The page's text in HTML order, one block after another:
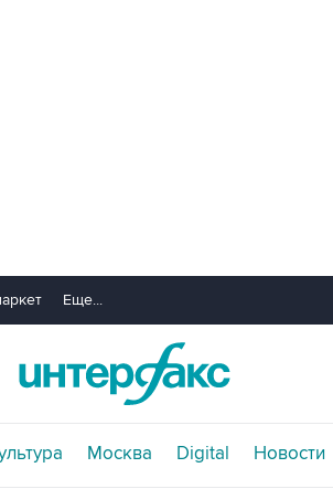
Еще...
Москва Digital Новости